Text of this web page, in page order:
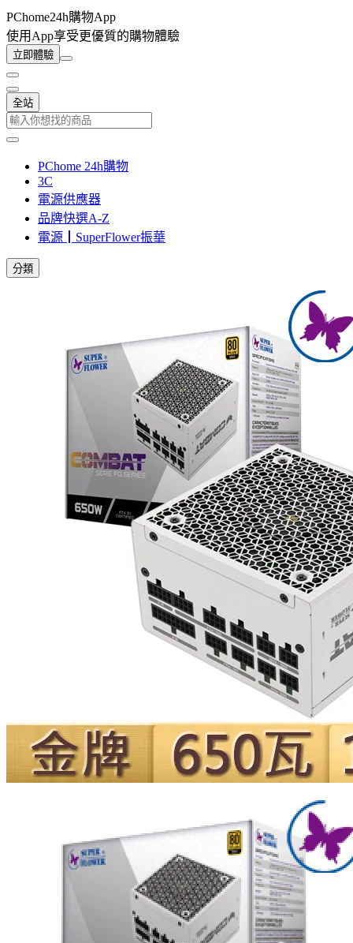
PChome24h購物App
使用App享受更優質的購物體驗
立即體驗
全站
PChome 24h購物
3C
電源供應器
品牌快選A-Z
電源┃SuperFlower振華
分類